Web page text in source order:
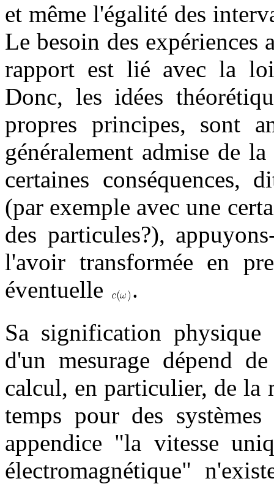
et même l'égalité des
Le besoin des expériences
rapport est lié avec la
Donc, les idées
propres principes, sont
généralement admise de
certaines conséquences,
(par exemple avec une
des particules?),
l'avoir transformée en
éventuelle
.
Sa signification
d'un mesurage dépend
calcul, en particulier, de la
temps pour des
appendice "la vitesse
électromagnétique"